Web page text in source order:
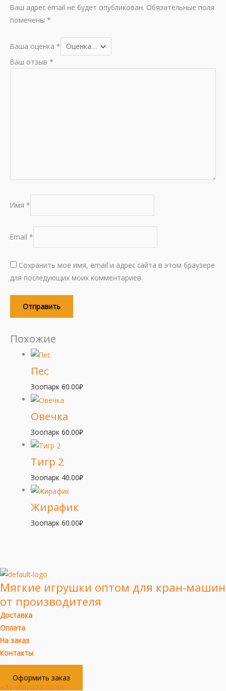
Ваш адрес email не будет опубликован. Обязательные поля
помечены *
Ваша оценка *
Ваш отзыв *
Имя *
Email *
Сохранить моё имя, email и адрес сайта в этом браузере
для последующих моих комментариев.
Похожие
Пес
Зоопарк60.00₽
Овечка
Зоопарк60.00₽
Тигр 2
Зоопарк 40.00₽
Жирафик
Зоопарк60.00₽
Мягкие игрушки оптом для кран-машин
от производителя
Доставка
Оплата
На заказ
Контакты
Оформить заказ
+7 ( 900) 272-02-50